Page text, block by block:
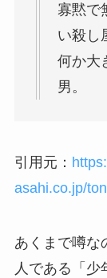
寡黙で
い殺し
何か大
男。
引用元：
asahi.co.jp/
あくまで噂な
人である「